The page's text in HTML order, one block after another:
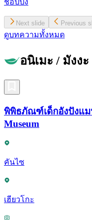
Next slide Previous
ดูบทความทั้งหมด
อนิเมะ / มังงะ
พิพิธภัณฑ์เด็กอังปังแม
Museum
คันไซ
เฮียวโกะ